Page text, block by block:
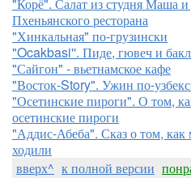
Пхеньянского ресторана
"Хинкальная" по-грузински
"Ocakbasi''. Пиде, гювеч и
"Сайгон" - вьетнамское кафе
"Восток-Story". Ужин по-
"Осетинские пироги". О том,
осетинские пироги
"Аддис-Абеба". Сказ о том,
ходили
вверх^ к полной версии